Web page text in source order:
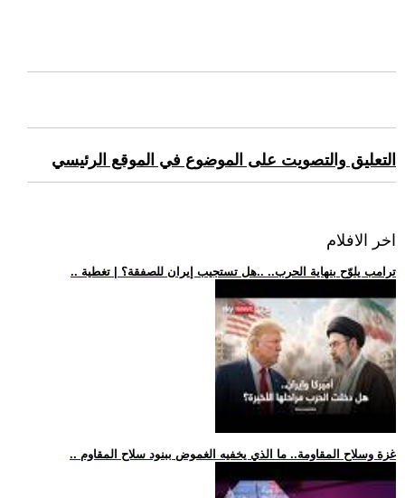
التعليق والتصويت على الموضوع في الموقع الرئيسي
اخر الافلام
.. ترامب يلوّح بنهاية الحرب.. ..هل تستجيب إيران للصفقة؟ | تغطية
.. غزة وسلاح المقاومة.. ما الذي يخفيه الغموض ببنود سلاح المقاوم